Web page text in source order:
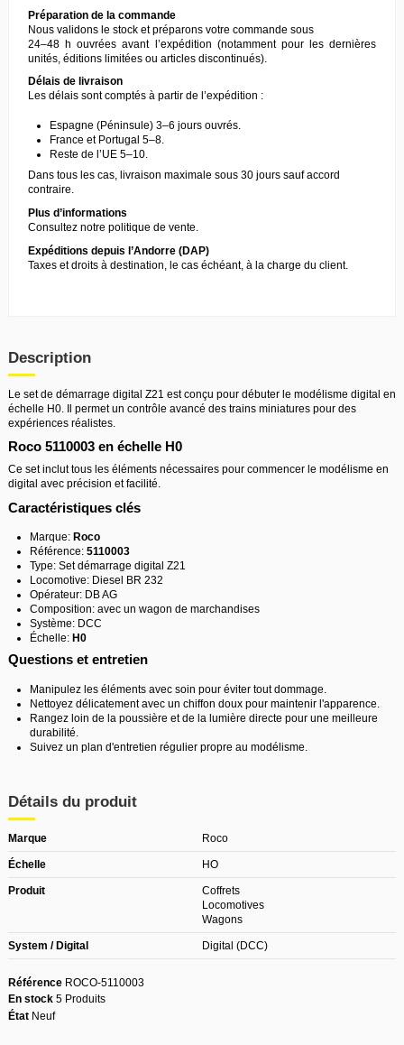
Préparation de la commande
Nous validons le stock et préparons votre commande sous
24–48 h ouvrées avant l’expédition (notamment pour les dernières
unités, éditions limitées ou articles discontinués).
Délais de livraison
Les délais sont comptés à partir de l’expédition :
Espagne (Péninsule) 3–6 jours ouvrés.
France et Portugal 5–8.
Reste de l’UE 5–10.
Dans tous les cas, livraison maximale sous 30 jours sauf accord
contraire.
Plus d’informations
Consultez notre politique de vente.
Expéditions depuis l’Andorre (DAP)
Taxes et droits à destination, le cas échéant, à la charge du client.
Description
Le set de démarrage digital Z21 est conçu pour débuter le modélisme digital en
échelle H0. Il permet un contrôle avancé des trains miniatures pour des
expériences réalistes.
Roco 5110003 en échelle H0
Ce set inclut tous les éléments nécessaires pour commencer le modélisme en
digital avec précision et facilité.
Caractéristiques clés
Marque: Roco
Référence: 5110003
Type: Set démarrage digital Z21
Locomotive: Diesel BR 232
Opérateur: DB AG
Composition: avec un wagon de marchandises
Système: DCC
Échelle: H0
Questions et entretien
Manipulez les éléments avec soin pour éviter tout dommage.
Nettoyez délicatement avec un chiffon doux pour maintenir l'apparence.
Rangez loin de la poussière et de la lumière directe pour une meilleure
durabilité.
Suivez un plan d'entretien régulier propre au modélisme.
Détails du produit
Marque Roco
Échelle HO
Produit
Coffrets
Locomotives
Wagons
System / Digital Digital (DCC)
Référence ROCO-5110003
En stock 5 Produits
État Neuf